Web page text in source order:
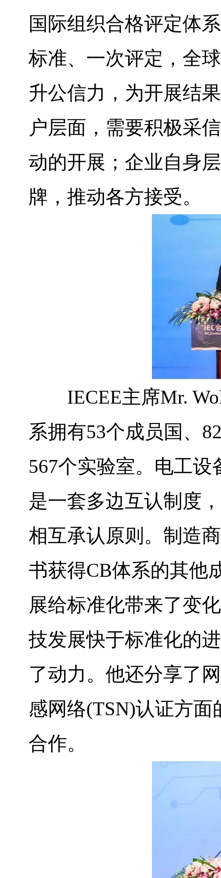
国际组织合格评定体
标准、一次评定，全
升公信力，为开展结
户层面，需要积极采
动的开展；企业自身
牌，推动各方接受。
IECEE主席Mr.
系拥有53个成员国、
567个实验室。电工
是一套多边互认制度
相互承认原则。制造
书获得CB体系的其他
展给标准化带来了变
技发展快于标准化的
了动力。他还分享了
感网络(TSN)认证方
合作。